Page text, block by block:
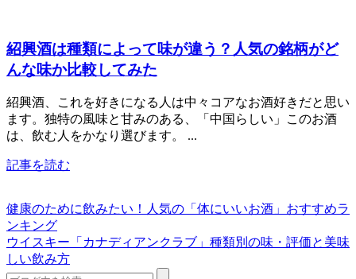
紹興酒は種類によって味が違う？人気の銘柄がど
んな味か比較してみた
紹興酒、これを好きになる人は中々コアなお酒好きだと思い
ます。独特の風味と甘みのある、「中国らしい」このお酒
は、飲む人をかなり選びます。 ...
記事を読む
健康のために飲みたい！人気の「体にいいお酒」おすすめラ
ンキング
ウイスキー「カナディアンクラブ」種類別の味・評価と美味
しい飲み方